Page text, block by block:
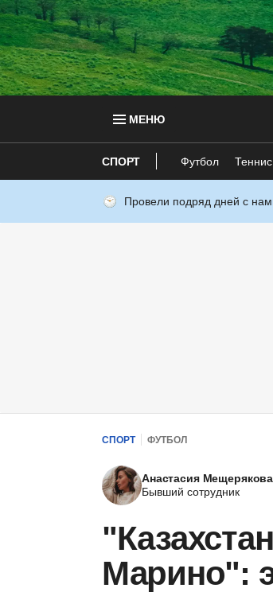
МЕНЮ
СПОРТ Футбол Теннис
Провели подряд дней с
СПОРТ ФУТБОЛ
Анастасия Мещерякова
Бывший сотрудник
Марино":